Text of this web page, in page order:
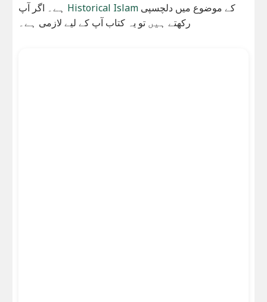
Historical Islam
رکھتے ہیں تو یہ کتاب آپ کے لیے لازمی ہے۔